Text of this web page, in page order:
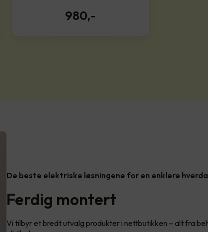
980,-
De beste elektriske løsningene for en enklere
Ferdig montert
Vi tilbyr et bredt utvalg produkter i nettbutikken – alt fra